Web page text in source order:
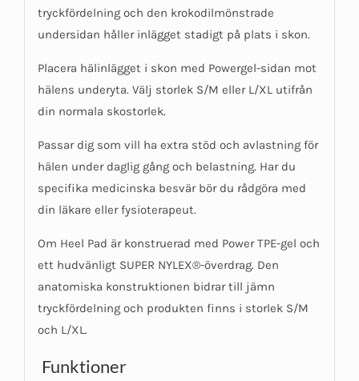
tryckfördelning och den krokodilmönstrade
undersidan håller inlägget stadigt på plats i skon.
Placera hälinlägget i skon med Powergel-sidan mot
hälens underyta. Välj storlek S/M eller L/XL utifrån
din normala skostorlek.
Passar dig som vill ha extra stöd och avlastning för
hälen under daglig gång och belastning. Har du
specifika medicinska besvär bör du rådgöra med
din läkare eller fysioterapeut.
Om Heel Pad är konstruerad med Power TPE-gel och
ett hudvänligt SUPER NYLEX®-överdrag. Den
anatomiska konstruktionen bidrar till jämn
tryckfördelning och produkten finns i storlek S/M
och L/XL.
Funktioner